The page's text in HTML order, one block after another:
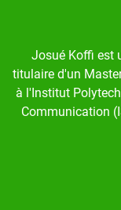
Josué Koffi est
titulaire d'un
à l'Institut
Communication